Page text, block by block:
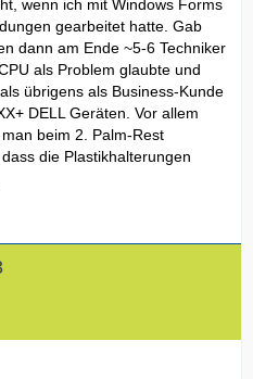
wenn ich mit Windows Forms
gearbeitet hatte. Gab
dann am Ende ~5-6 Techniker
als Problem glaubte und
übrigens als Business-Kunde
DELL Geräten. Vor allem
beim 2. Palm-Rest
die Plastikhalterungen